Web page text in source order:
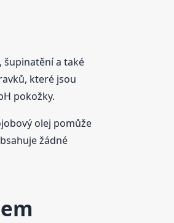
šupinatění a také
které jsou
pokožky.
olej pomůže
žádné